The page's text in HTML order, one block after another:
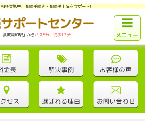
談実施中。相続手続き・相続税申告をサポート!
武蔵浦和駅」からバス5分、徒歩13分